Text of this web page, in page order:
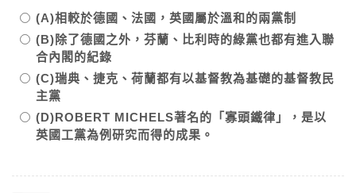
(A)相較於德國、法國，英國屬於溫和的兩黨制
(B)除了德國之外，芬蘭、比利時的綠黨也都有進入聯
合內閣的紀錄
(C)瑞典、捷克、荷蘭都有以基督教為基礎的基督教民
主黨
(D)ROBERT MICHELS著名的「寡頭鐵律」，是以
英國工黨為例研究而得的成果。